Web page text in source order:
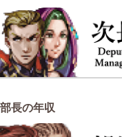
部長の年収